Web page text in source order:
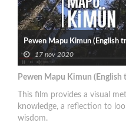
Pewen Mapu Kimun (English
17 nov 2020
Pewen Mapu Kimun (English
This film provides a visual
knowledge, a reflection to
wisdom.